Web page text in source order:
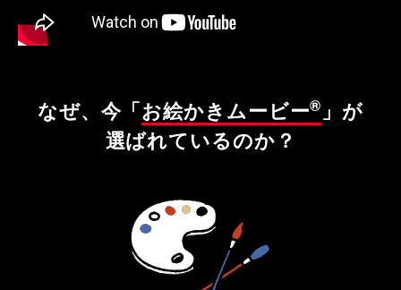
なぜ、今「お絵かきムービー® 」が
選ばれているのか？